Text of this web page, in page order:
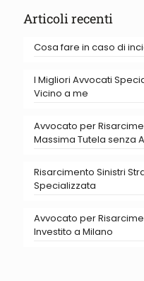
Articoli recenti
Cosa fare in caso di
I Migliori Avvocati
Vicino a me
Avvocato per
Massima Tutela senza
Risarcimento Sinistri
Specializzata
Avvocato per
Investito a Milano